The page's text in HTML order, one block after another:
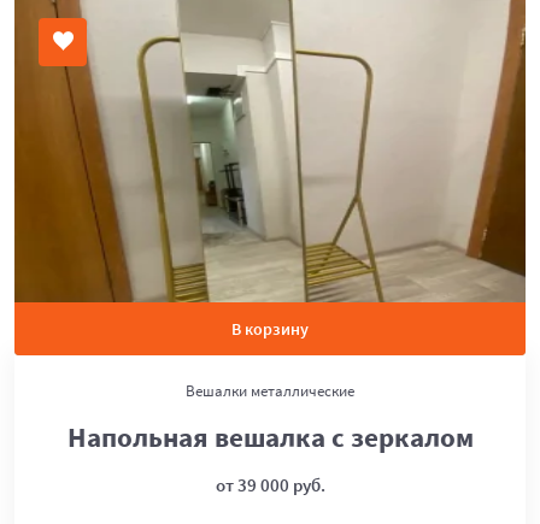
В корзину
Вешалки металлические
Напольная вешалка с зеркалом
от 39 000 руб.